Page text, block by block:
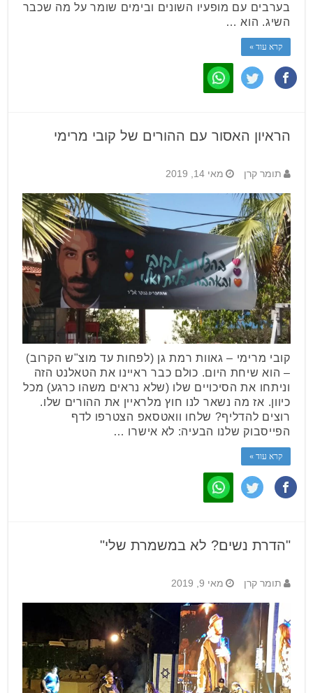
בערבים עם מופעיו השונים ובימים שומר על מה שכבר
השיג. הוא …
קרא עוד »
הראיון האסור עם ההורים של קובי מרימי
תומר קרן מאי 14, 2019
קובי מרימי – גאוות רמת גן (לפחות עד מוצ"ש הקרוב)
– הוא שיחת היום. כולם כבר ראיינו את הטאלנט הזה
וניתחו את הסיכויים שלו (שלא נראים משהו כרגע) מכל
כיוון. אז מה נשאר לנו חוץ מלראיין את ההורים שלו.
רוצים להדליף? שלחו וואטסאפ הצטרפו לדף
הפייסבוק שלנו הבעיה: לא אישרו …
קרא עוד »
"הדרת נשים? לא במשמרת שלי"
תומר קרן מאי 9, 2019